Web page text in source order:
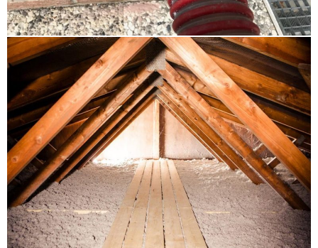
Osterrönfeld,Kellerdeckendämmung Uetersen
Barmstedt,Kerndämmung Rendsburg Eckernförde,
Dachbodendämmung Tangstedt,Supafil Ratzeburg,
energetische Sanierung Rendsburg Eckernförde,
energetische Sanierung Malente,
Kellerdeckendämmung Heide Husum Büsum,
Obergeschossdeckendämmung Bad Segeberg
Wahlstedt,Hohlschichtisolierung Grömitz
Kellenhusen,Dachbodendämmung Brunsbüttel
Glückstadt,Brandschutz Einblasdämmung
Schwentinental,Geschossdeckendämmung Reinfeld,
Dachschrägendämmung Trittau,Dachdämmung
Grömitz Kellenhusen , Altbaudämmung Halstenbek,
Dachschrägendämmung Schenefeld Sülldorf